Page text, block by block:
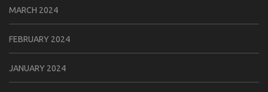
MARCH 2024
FEBRUARY 2024
JANUARY 2024